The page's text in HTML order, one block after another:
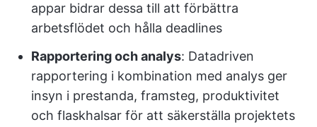
appar bidrar dessa till att förbättra
arbetsflödet och hålla deadlines
Rapportering och analys: Datadriven
rapportering i kombination med analys ger
insyn i prestanda, framsteg, produktivitet
och flaskhalsar för att säkerställa projektets